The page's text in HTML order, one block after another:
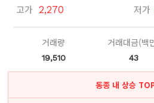
고가 2,270 저가
거래량
19,510
거래대금(백
43
동종 내 상승